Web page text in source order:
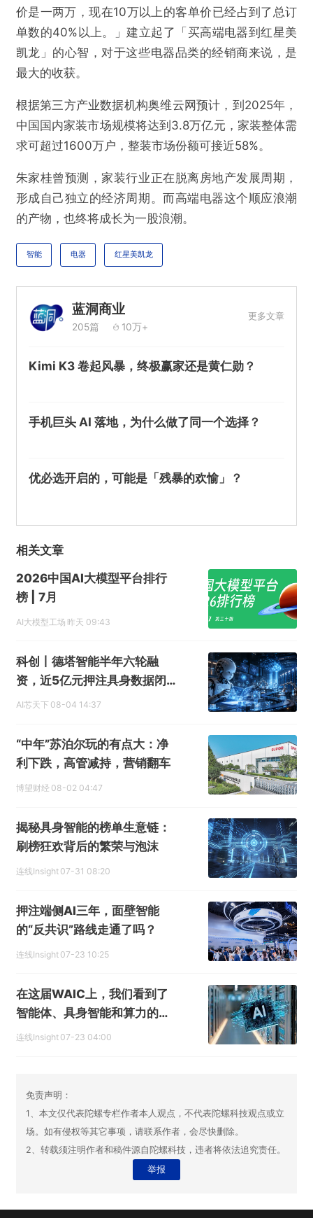
价是一两万，现在10万以上的客单价已经占到了总订
单数的40%以上。」建立起了「买高端电器到红星美
凯龙」的心智，对于这些电器品类的经销商来说，是
最大的收获。
根据第三方产业数据机构奥维云网预计，到2025年，
中国国内家装市场规模将达到3.8万亿元，家装整体需
求可超过1600万户，整装市场份额可接近58%。
朱家桂曾预测，家装行业正在脱离房地产发展周期，
形成自己独立的经济周期。而高端电器这个顺应浪潮
的产物，也终将成长为一股浪潮。
智能 电器 红星美凯龙
蓝洞商业
205篇 10万+
更多文章
Kimi K3 卷起风暴，终极赢家还是黄仁勋？
手机巨头 AI 落地，为什么做了同一个选择？
优必选开启的，可能是「残暴的欢愉」？
相关文章
2026中国AI大模型平台排行
榜 | 7月
AI大模型工场 昨天 09:43
科创丨德塔智能半年六轮融
资，近5亿元押注具身数据闭
环
AI芯天下 08-04 14:37
“中年”苏泊尔玩的有点大：净
利下跌，高管减持，营销翻车
博望财经 08-02 04:47
揭秘具身智能的榜单生意链：
刷榜狂欢背后的繁荣与泡沫
连线Insight 07-31 08:20
押注端侧AI三年，面壁智能
的“反共识”路线走通了吗？
连线Insight 07-23 10:25
在这届WAIC上，我们看到了
智能体、具身智能和算力的三
大拐点
连线Insight 07-23 04:00
免责声明：
1、本文仅代表陀螺专栏作者本人观点，不代表陀螺科技观点或立
场。如有侵权等其它事项，请联系作者，会尽快删除。
2、转载须注明作者和稿件源自陀螺科技，违者将依法追究责任。
举报